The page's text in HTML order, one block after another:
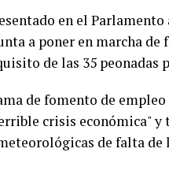
en el
a poner en marcha
de las 35 peonadas
de fomento de
crisis económica"
de falta